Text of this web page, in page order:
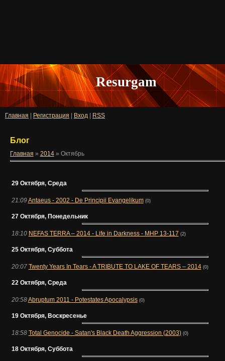
Resurgam
Главная | Регистрация | Вход | RSS
Блог
Главная » 2014 » Октябрь
29 Октября, Среда
21:09Antaeus - 2002 - De Principii Evangelikum (0)
27 Октября, Понедельник
18:10 NEFAS TERRA – 2014 - Life in Darkness - MHP 13-117 (2)
25 Октября, Суббота
20:07 Twenty Years In Tears - A TRIBUTE TO LAKE OF TEARS – 2014 (0)
22 Октября, Среда
20:58Abruptum 2011 - Potestates Apocalypsis (0)
19 Октября, Воскресенье
18:58 Total Genocide - Satan's Black Death Aggression (2003) (0)
18 Октября, Суббота